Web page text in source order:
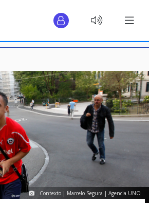
Contexto | Marcelo Segura | Agencia UNO